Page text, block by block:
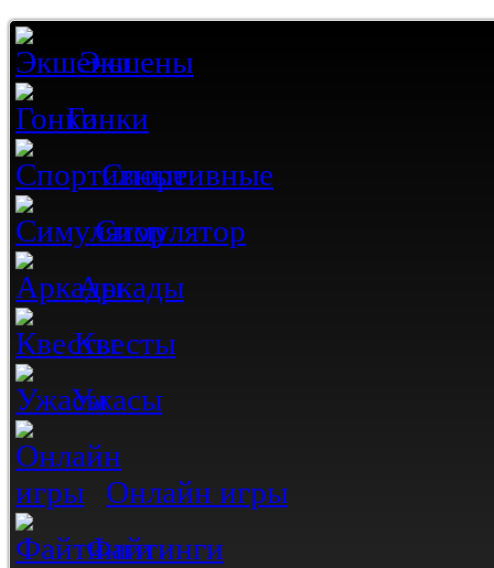
Экшены
Гонки
Спортивные
Симулятор
Аркады
Квесты
Ужасы
Онлайн игры
Файтинги